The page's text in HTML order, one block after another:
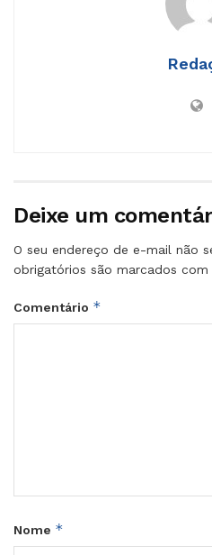
Deixe um
O seu endereço de e-mail não
obrigatórios são marcados com
Comentário *
Nome *